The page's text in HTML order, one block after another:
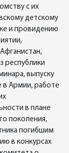
с их
детскому
и провидению
республики
выпуску
в Армии, работе
в плане
поколения,
погибшим
в конкурсах